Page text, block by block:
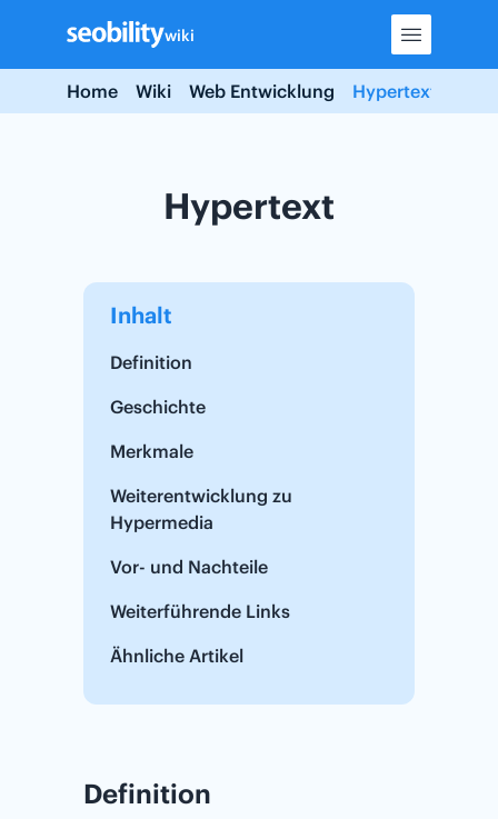
content
wiki
Home Wiki Web Entwicklung Hypertext
Hypertext
Inhalt
Definition
Geschichte
Merkmale
Weiterentwicklung zu
Hypermedia
Vor- und Nachteile
Weiterführende Links
Ähnliche Artikel
Definition